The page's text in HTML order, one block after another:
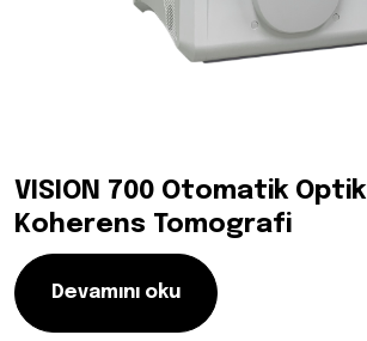
VISION 700 Otomatik Optik
Koherens Tomografi
Devamını oku